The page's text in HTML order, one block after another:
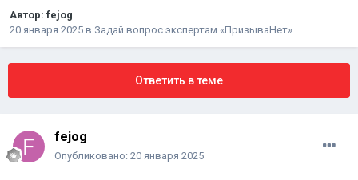
Автор: fejog
20 января 2025 в Задай вопрос экспертам «ПризываНет»
Ответить в теме
fejog
Опубликовано: 20 января 2025